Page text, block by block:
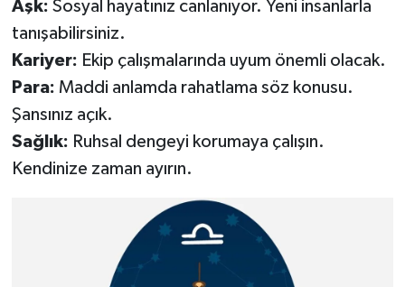
Aşk: Sosyal hayatınız canlanıyor. Yeni insanlarla
tanışabilirsiniz.
Kariyer: Ekip çalışmalarında uyum önemli olacak.
Para: Maddi anlamda rahatlama söz konusu.
Şansınız açık.
Sağlık: Ruhsal dengeyi korumaya çalışın.
Kendinize zaman ayırın.